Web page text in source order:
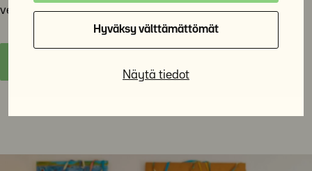
Hyväksy välttämättömät
Näytä tiedot
verkkotapahtumina.